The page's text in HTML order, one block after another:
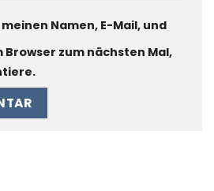
Namen, E-Mail, und
Browser zum nächsten Mal,